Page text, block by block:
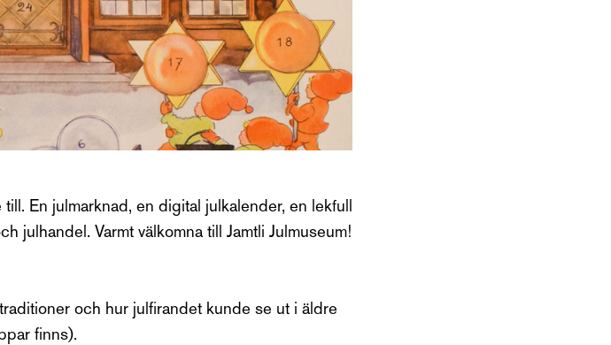
En julmarknad, en digital julkalender, en lekfull
julhandel. Varmt välkomna till Jamtli Julmuseum!
och hur julfirandet kunde se ut i äldre
finns).